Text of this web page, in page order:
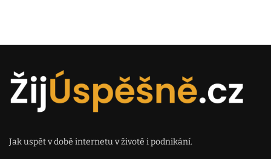
Jak uspět v době internetu v životě i podnikání.